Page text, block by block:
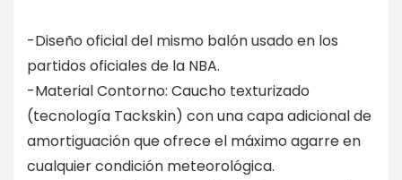
-Diseño oficial del mismo balón usado en los
partidos oficiales de la NBA.
-Material Contorno: Caucho texturizado
(tecnología Tackskin) con una capa adicional de
amortiguación que ofrece el máximo agarre en
cualquier condición meteorológica.